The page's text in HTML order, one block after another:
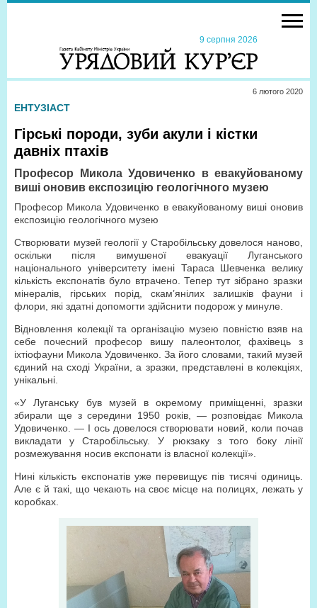
9 серпня 2026
6 лютого 2020
ЕНТУЗІАСТ
Гірські породи, зуби акули і кістки
давніх птахів
Професор Микола Удовиченко в евакуйованому
виші оновив експозицію геологічного музею
Професор Микола Удовиченко в евакуйованому виші оновив
експозицію геологічного музею
Створювати музей геології у Старобільську довелося наново,
оскільки після вимушеної евакуації Луганського
національного університету імені Тараса Шевченка велику
кількість експонатів було втрачено. Тепер тут зібрано зразки
мінералів, гірських порід, скам’янілих залишків фауни і
флори, які здатні допомогти здійснити подорож у минуле.
Відновлення колекції та організацію музею повністю взяв на
себе почесний професор вишу палеонтолог, фахівець з
іхтіофауни Микола Удовиченко. За його словами, такий музей
єдиний на сході України, а зразки, представлені в колекціях,
унікальні.
«У Луганську був музей в окремому приміщенні, зразки
збирали ще з середини 1950 років, — розповідає Микола
Удовиченко. — І ось довелося створювати новий, коли почав
викладати у Старобільську. У рюкзаку з того боку лінії
розмежування носив експонати із власної колекції».
Нині кількість експонатів уже перевищує пів тисячі одиниць.
Але є й такі, що чекають на своє місце на полицях, лежать у
коробках.